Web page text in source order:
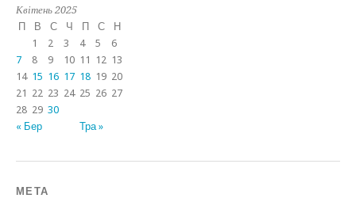
Квітень 2025
П
В С Ч П С Н
« Бер Тра »
1 2 3 4 5
6
7
8 9 10 11 12 13
14 15 16 17 18 19 20
21 22 23 24 25 26 27
28 29 30
МЕТА